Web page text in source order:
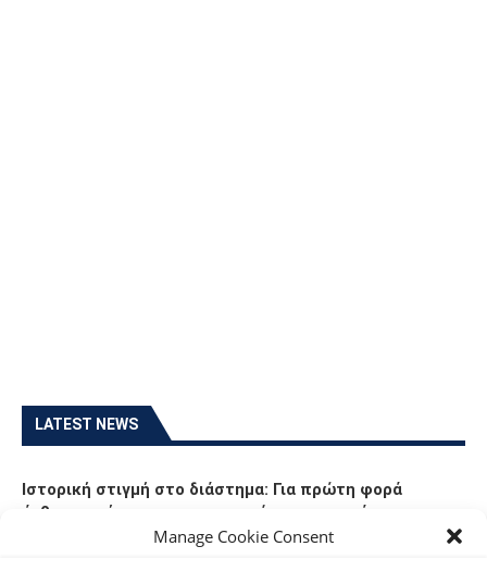
Manage Cookie Consent
LATEST NEWS
Ιστορική στιγμή στο διάστημα: Για πρώτη φορά
άνθρωποι έκαναν ακτινογραφίες σε τροχιά